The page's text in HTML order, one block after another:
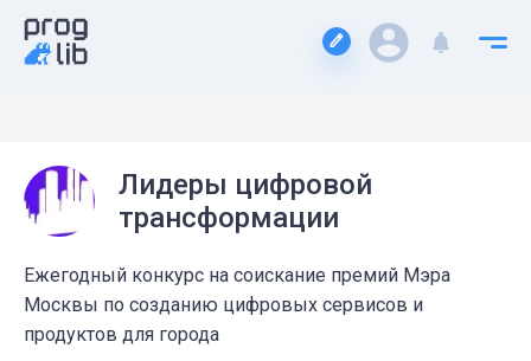
Лидеры цифровой
трансформации
Ежегодный конкурс на соискание премий Мэра
Москвы по созданию цифровых сервисов и
продуктов для города